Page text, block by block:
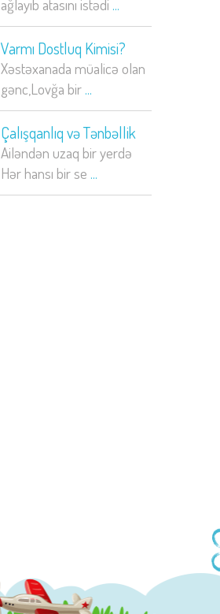
ağlayıb atasını istədi ...
Varmı Dostluq Kimisi?
Xəstəxanada müalicə olan
gənc,Lovğa bir ...
Çalışqanlıq və Tənbəllik
Ailəndən uzaq bir yerdə
Hər hansı bir se ...